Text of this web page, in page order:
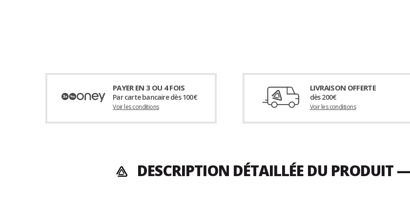
PAYER EN 3 OU 4 FOIS
Par carte bancaire dès 100€
Voir les conditions
LIVRAISON OFFERTE
dès 200€
Voir les conditions
DESCRIPTION DÉTAILLÉE DU PRODUIT